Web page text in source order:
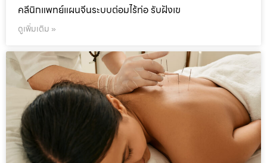
คลีนิกแพทย์แผนจีนระบบต่อมไร้ท่อ รับฝังเข
ดูเพิ่มเติม »